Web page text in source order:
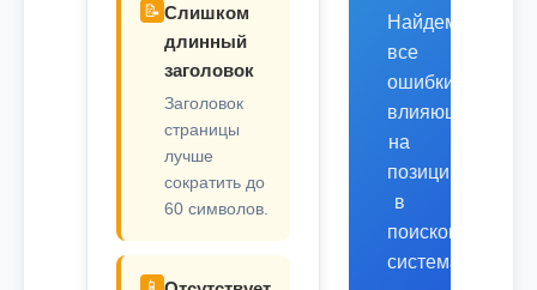
📝 Слишком
длинный
заголовок
Заголовок
страницы
лучше
сократить до
60 символов.
Найдем
все
ошибки,
влияющие
на
позиции
в
поисковых
системах.